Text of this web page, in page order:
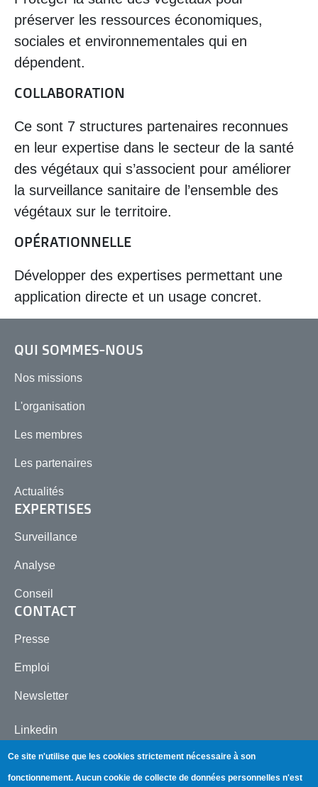
préserver les ressources économiques,
sociales et environnementales qui en
dépendent.
COLLABORATION
Ce sont 7 structures partenaires reconnues
en leur expertise dans le secteur de la santé
des végétaux qui s’associent pour améliorer
la surveillance sanitaire de l’ensemble des
végétaux sur le territoire.
OPÉRATIONNELLE
Développer des expertises permettant une
application directe et un usage concret.
QUI SOMMES-NOUS
Nos missions
L'organisation
Les membres
Les partenaires
Actualités
EXPERTISES
Surveillance
Analyse
Conseil
CONTACT
Presse
Emploi
Newsletter
Linkedin
Ce site n'utilise que les cookies strictement nécessaire à son
fonctionnement. Aucun cookie de collecte de données personnelles n'est